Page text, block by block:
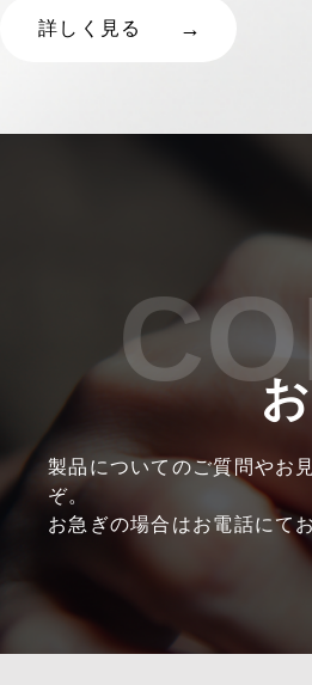
詳しく見る
製品についてのご質問やお
ぞ。
お急ぎの場合はお電話にて